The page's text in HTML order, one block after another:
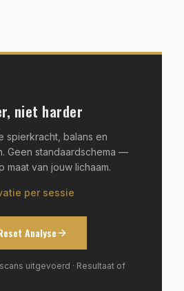
niet harder
spierkracht, balans en
Geen standaardschema —
maat van jouw lichaam.
per sessie
Analyse
uitgevoerd · Resultaat of